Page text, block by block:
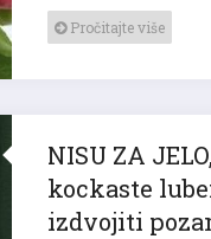
Pročitajte više
NISU ZA
kockaste
izdvojiti